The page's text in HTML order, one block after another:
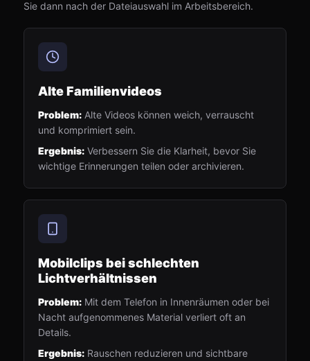
Sie dann nach der Dateiauswahl im Arbeitsbereich.
Alte Familienvideos
Problem: Alte Videos können weich, verrauscht
und komprimiert sein.
Ergebnis: Verbessern Sie die Klarheit, bevor Sie
wichtige Erinnerungen teilen oder archivieren.
Mobilclips bei schlechten
Lichtverhältnissen
Problem: Mit dem Telefon in Innenräumen oder bei
Nacht aufgenommenes Material verliert oft an
Details.
Ergebnis: Rauschen reduzieren und sichtbare